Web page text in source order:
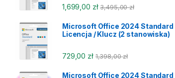
1,699,00 zł 3,495,00zł
Microsoft Office 2024 Standard
Licencja / Klucz (2 stanowiska)
729,00 zł 1,398,00zł
Microsoft Office 2024 Standard